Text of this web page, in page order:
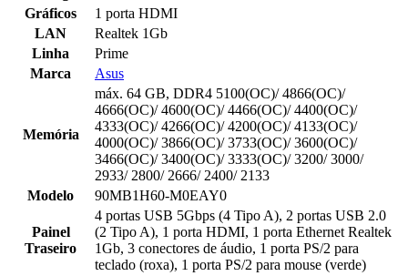
Gráficos
1 porta HDMI
LAN
Realtek 1Gb
Linha
Prime
Marca
Asus
Memória
máx. 64 GB, DDR4 5100(OC)/ 4866(OC)/
4666(OC)/ 4600(OC)/ 4466(OC)/ 4400(OC)/
4333(OC)/ 4266(OC)/ 4200(OC)/ 4133(OC)/
4000(OC)/ 3866(OC)/ 3733(OC)/ 3600(OC)/
3466(OC)/ 3400(OC)/ 3333(OC)/ 3200/ 3000/
2933/ 2800/ 2666/ 2400/ 2133
Modelo
90MB1H60-M0EAY0
Painel
Traseiro
4 portas USB 5Gbps (4 Tipo A), 2 portas USB 2.0
(2 Tipo A), 1 porta HDMI, 1 porta Ethernet Realtek
1Gb, 3 conectores de áudio, 1 porta PS/2 para
teclado (roxa), 1 porta PS/2 para mouse (verde)